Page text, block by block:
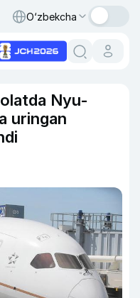
O‘zbekcha
Nyu-
uringan